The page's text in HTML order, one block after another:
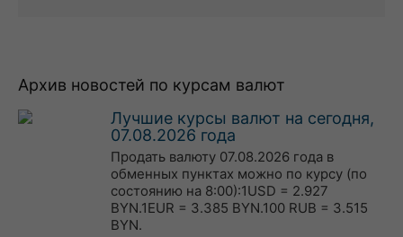
Архив новостей по курсам валют
Лучшие курсы валют на сегодня,
07.08.2026 года
Продать валюту 07.08.2026 года в
обменных пунктах можно по курсу (по
состоянию на 8:00):1USD = 2.927
BYN.1EUR = 3.385 BYN.100 RUB = 3.515
BYN.